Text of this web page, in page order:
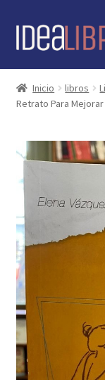
Ir
Ir
Inicio
contacto
libros
mi cuenta
nosotros
novedades
preguntas
Inicio libros
Retrato Para Mejorar